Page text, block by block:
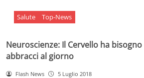
Salute Top-News
Neuroscienze: Il Cervello ha
abbracci al giorno
Flash News 5 Luglio 2018